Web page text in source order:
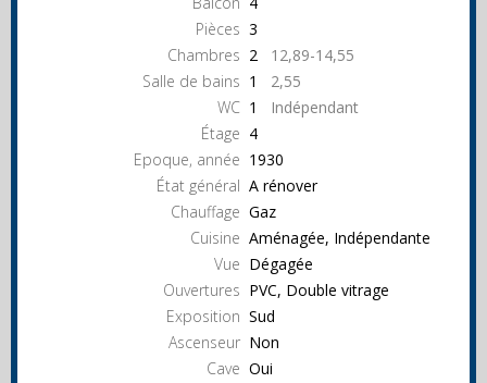
Pièces 3
Chambres 2 12,89-14,55
Salle de bains 1 2,55
WC 1
Indépendant
Étage 4
Epoque, année 1930
État général A rénover
Chauffage Gaz
Cuisine Aménagée, Indépendante
Vue Dégagée
Ouvertures PVC, Double vitrage
Exposition Sud
Ascenseur Non
Cave Oui